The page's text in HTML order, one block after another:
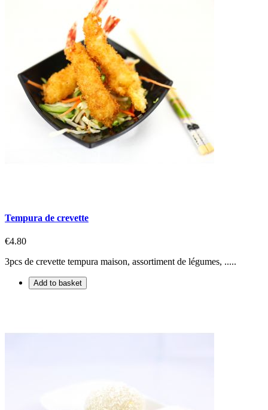
Tempura de crevette
€4.80
3pcs de crevette tempura maison, assortiment de légumes, .....
Add to basket